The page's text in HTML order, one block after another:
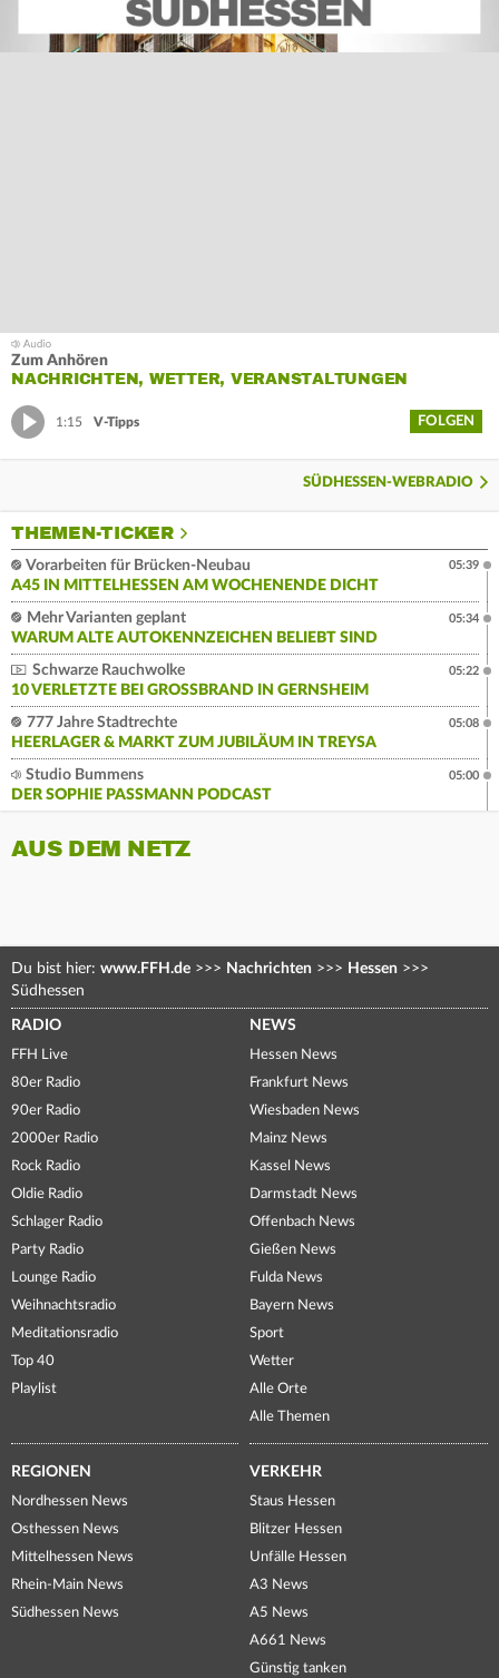
Zum Anhören
NACHRICHTEN, WETTER, VERANSTALTUNGEN
1:15 V-Tipps FOLGEN
SÜDHESSEN-WEBRADIO
THEMEN-TICKER
Vorarbeiten für Brücken-Neubau
A45 IN MITTELHESSEN AM WOCHENENDE DICHT
05:39
Mehr Varianten geplant
WARUM ALTE AUTOKENNZEICHEN BELIEBT SIND
05:34
Schwarze Rauchwolke
10 VERLETZTE BEI GROSSBRAND IN GERNSHEIM
05:22
777 Jahre Stadtrechte
HEERLAGER & MARKT ZUM JUBILÄUM IN TREYSA
05:08
Studio Bummens
DER SOPHIE PASSMANN PODCAST
05:00
AUS DEM NETZ
Du bist hier: www.FFH.de >>> Nachrichten >>> Hessen >>>
Südhessen
RADIO
FFH Live
80er Radio
90er Radio
2000er Radio
Rock Radio
Oldie Radio
Schlager Radio
Party Radio
Lounge Radio
Weihnachtsradio
Meditationsradio
Top 40
Playlist
NEWS
Hessen News
Frankfurt News
Wiesbaden News
Mainz News
Kassel News
Darmstadt News
Offenbach News
Gießen News
Fulda News
Bayern News
Sport
Wetter
Alle Orte
Alle Themen
REGIONEN
Nordhessen News
Osthessen News
Mittelhessen News
Rhein-Main News
Südhessen News
VERKEHR
Staus Hessen
Blitzer Hessen
Unfälle Hessen
A3 News
A5 News
A661 News
Günstig tanken